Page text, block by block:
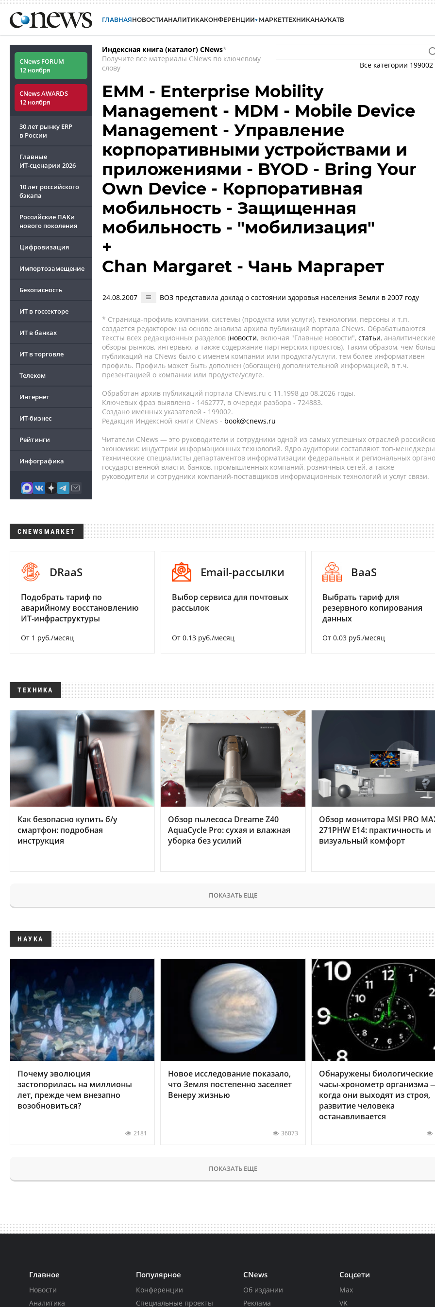
ГЛАВНАЯНОВОСТИАНАЛИТИКАКОНФЕРЕНЦИИ МАРКЕТТЕХНИКАНАУКАТВ
CNews FORUM
12 ноября
CNews AWARDS
12 ноября
30 лет рынку ERP
в России
Главные
ИТ-сценарии 2026
10 лет российского
бэкапа
Российские ПАКи
нового поколения
Цифровизация
Импортозамещение
Безопасность
ИТ в госсекторе
ИТ в банках
ИТ в торговле
Телеком
Интернет
ИТ-бизнес
Рейтинги
Инфографика
Индексная книга (каталог) CNews*
Получите все материалы CNews по ключевому
слову
Все категории 199002
EMM - Enterprise Mobility
Management - MDM - Mobile Device
Management - Управление
корпоративными устройствами и
приложениями - BYOD - Bring Your
Own Device - Корпоративная
мобильность - Защищенная
мобильность - "мобилизация"
+
Chan Margaret - Чань Маргарет
24.08.2007 ВОЗ представила доклад о состоянии здоровья населения Земли в 2007 году
* Страница-профиль компании, системы (продукта или услуги), технологии, персоны и т.п.
создается редактором на основе анализа архива публикаций портала CNews. Обрабатываются
тексты всех редакционных разделов (новости, включая "Главные новости", статьи, аналитические
обзоры рынков, интервью, а также содержание партнёрских проектов). Таким образом, чем
публикаций на CNews было с именем компании или продукта/услуги, тем более информативен
профиль. Профиль может быть дополнен (обогащен) дополнительной информацией, в т.ч.
презентацией о компании или продукте/услуге.
Обработан архив публикаций портала CNews.ru c 11.1998 до 08.2026 годы.
Ключевых фраз выявлено - 1462777, в очереди разбора - 724883.
Создано именных указателей - 199002.
Редакция Индексной книги CNews - book@cnews.ru
Читатели CNews — это руководители и сотрудники одной из самых успешных отраслей
экономики: индустрии информационных технологий. Ядро аудитории составляют топ-
технические специалисты департаментов информатизации федеральных и региональных
государственной власти, банков, промышленных компаний, розничных сетей, а также
руководители и сотрудники компаний-поставщиков информационных технологий и услуг связи.
CNEWSMARKET
DRaaS
Подобрать тариф по
аварийному восстановлению
ИТ-инфраструктуры
От 1 руб./месяц
Email-рассылки
Выбор сервиса для почтовых
рассылок
От 0.13 руб./месяц
BaaS
Выбрать тариф для
резервного копирования
данных
От 0.03 руб./месяц
ТЕХНИКА
Как безопасно купить б/у
смартфон: подробная
инструкция
Обзор пылесоса Dreame Z40
AquaCycle Pro: сухая и влажная
уборка без усилий
Обзор монитора MSI PRO
271PHW E14: практичность и
визуальный комфорт
ПОКАЗАТЬ ЕЩЕ
НАУКА
Почему эволюция
застопорилась на миллионы
лет, прежде чем внезапно
возобновиться?
2181
Новое исследование показало,
что Земля постепенно заселяет
Венеру жизнью
36073
Обнаружены биологические
часы-хронометр организма
когда они выходят из строя,
развитие человека
останавливается
ПОКАЗАТЬ ЕЩЕ
Главное
Новости
Аналитика
Популярное
Конференции
Специальные проекты
CNews
Об издании
Реклама
Соцсети
Max
VK